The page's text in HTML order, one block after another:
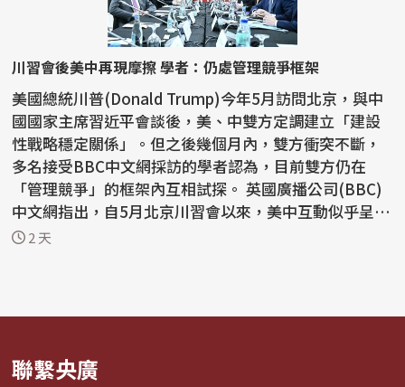
川習會後美中再現摩擦 學者：仍處管理競爭框架
美國總統川普(Donald Trump)今年5月訪問北京，與中
國國家主席習近平會談後，美、中雙方定調建立「建設
性戰略穩定關係」。但之後幾個月內，雙方衝突不斷，
多名接受BBC中文網採訪的學者認為，目前雙方仍在
「管理競爭」的框架內互相試探。 英國廣播公司(BBC)
中文網指出，自5月北京川習會以來，美中互動似乎呈現
「一邊...
2 天
聯繫央廣